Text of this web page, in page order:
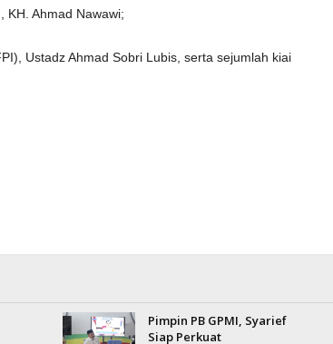
KH. Ahmad Nawawi;
Ustadz Ahmad Sobri Lubis, serta sejumlah kiai
Pimpin PB GPMI, Syarief
Siap Perkuat